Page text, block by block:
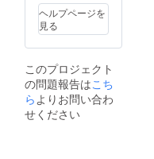
ヘルプページを
見る
このプロジェクト
の問題報告はこち
ら よりお問い合わ
せください